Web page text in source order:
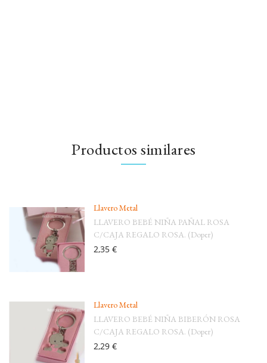
Productos similares
Llavero Metal
LLAVERO BEBÉ NIÑA PAÑAL ROSA
C/CAJA REGALO ROSA. (Doper)
2,35 €
Llavero Metal
LLAVERO BEBÉ NIÑA BIBERÓN ROSA
C/CAJA REGALO ROSA. (Doper)
2,29 €